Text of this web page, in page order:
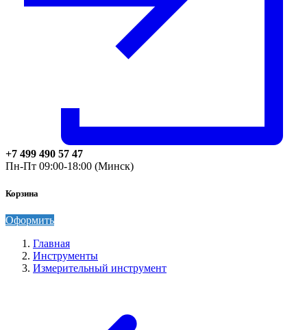
+7 499 490 57 47
Пн-Пт 09:00-18:00 (Минск)
Корзина
Оформить
Главная
Инструменты
Измерительный инструмент